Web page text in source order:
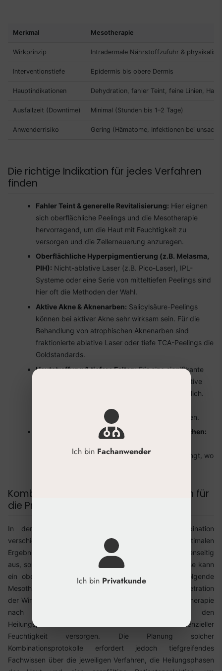
Merkmal Mesotherapie
Wirkprinzip Intradermale Nährstoffzufuhr &
Interventionstiefe Epidermis bis obere Dermis
Hauptindikationen Dehydration, fahler Teint, feine Linien,
Ausfallzeit (Downtime) Minimal (Stunden bis 1–2 Tage)
Anwenderrisiko Gering (Hämatome, Infektionen bei
Die richtige Indikation für jedes Verfahren
finden
Fahler Teint & generelle Revitalisierung: Hier eignen
sich oberflächliche Peelings und die Mesotherapie
hervorragend, um die Haut mit Feuchtigkeit zu
versorgen und die Zellerneuerung anzuregen.
Oberflächliche Hyperpigmentierung (z.B. Melasma,
PIH): Nicht-ablative Laser (z.B. Pico-Laser), IPL-
Systeme oder eine Serie von mitteltiefen Peelings sind
hier oft die Methoden der Wahl.
Aktive Akne & Aknenarben: Salicylsäure-Peelings
können bei aktiver Akne sehr wirksam sein. Für die
Behandlung von atrophischen Aknenarben sind
fraktionierte ablative Laser oder tiefe TCA-Peelings die
Goldstandards.
Hautstraffung & tiefere Falten:Für eine signifikante
Kollagenstimulation und Hautstraffung sind ablative
Laserbehandlungen oder tiefe Peelings erforderlich.
Verbesserung der Hautqualität eingesetzt werden.
Feuchtigkeitsmangel & feine Trockenheitsfältchen:
Hyaluronsäure und Nährstoffe direkt dorthin bringt, wo
Kombinationsbehandlungen: Synergien für
die Praxis nutzen
In der professionellen Anwendung ist die Kombination
verschiedener Verfahren oft der Schlüssel zu optimalen
Ergebnissen. Die Methoden schließen sich nicht gegenseitig
aus, sondern können synergistisch wirken. Beispielsweise kann
ein oberflächliches Peeling die Haut auf eine nachfolgende
Mesotherapie-Sitzung vorbereiten, indem es die Penetration
der Wirkstoffe verbessert. Umgekehrt kann eine Mesotherapie
nach einer nicht-ablativen Laserbehandlung den
Heilungsprozess unterstützen und die Haut mit essenzieller
Feuchtigkeit versorgen. Die Planung solcher
Kombinationsprotokolle erfordert jedoch tiefgreifendes
Fachwissen über die jeweiligen Verfahren, die Heilungsphasen
Ich bin Fachanwender
Ich bin Privatkunde